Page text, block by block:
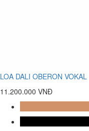
LOA DALI OBERON VOKAL
11.200.000 VNĐ